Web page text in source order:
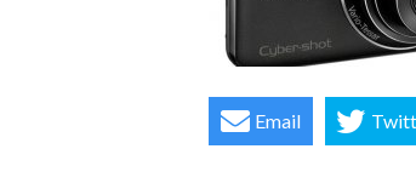
Email